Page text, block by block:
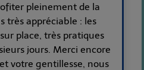
pleinement de la
très appréciable : les
place, très pratiques
jours. Merci encore
votre gentillesse, nous